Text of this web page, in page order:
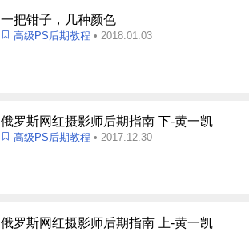
一把钳子，几种颜色
高级PS后期教程 • 2018.01.03
俄罗斯网红摄影师后期指南 下-黄一凯
高级PS后期教程 • 2017.12.30
俄罗斯网红摄影师后期指南 上-黄一凯